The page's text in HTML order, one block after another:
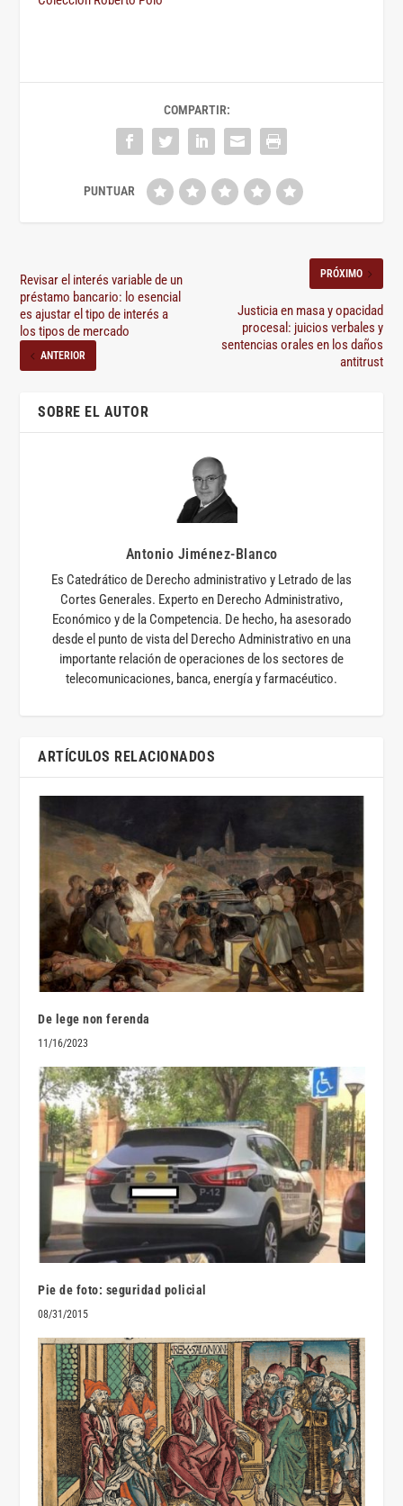
COMPARTIR:
Revisar el interés variable de un
préstamo bancario: lo esencial
es ajustar el tipo de interés a
los tipos de mercado
ANTERIOR
PRÓXIMO
Justicia en masa y opacidad
procesal: juicios verbales y
sentencias orales en los daños
antitrust
SOBRE EL AUTOR
Antonio Jiménez-Blanco
Es Catedrático de Derecho administrativo y Letrado de las
Cortes Generales. Experto en Derecho Administrativo,
Económico y de la Competencia. De hecho, ha asesorado
desde el punto de vista del Derecho Administrativo en una
importante relación de operaciones de los sectores de
telecomunicaciones, banca, energía y farmacéutico.
ARTÍCULOS RELACIONADOS
De lege non ferenda
11/16/2023
Pie de foto: seguridad policial
08/31/2015